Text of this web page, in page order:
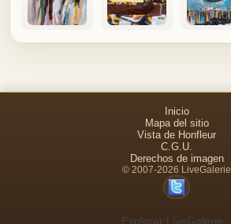
Inicio
Mapa del sitio
Vista de Honfleur
C.G.U.
Derechos de imagen
© 2007-2026 LiveGalerie
Explorar LiveGalerie: